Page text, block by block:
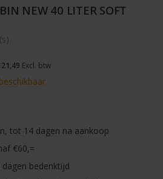
NEW 40 LITER SOFT
Excl. btw
tot 14 dagen na aankoop
€60,=
bedenktijd